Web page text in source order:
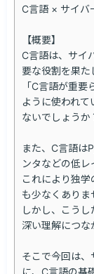
C言語 × サイバ
【概要】
C言語は、サイ
要な役割を果た
「C言語が重
ように使われ
ないでしょうか
また、C言語は
ンタなどの低レ
これにより独
も少なくありま
しかし、こう
深い理解につな
そこで今回は
に、C言語の基